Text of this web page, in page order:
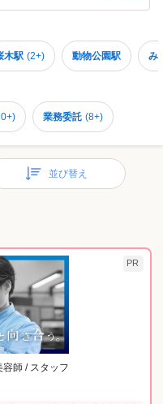
木駅 (2+) 動物公園駅 み
) 業務委託 (8+)
並び替え
PR
容師 / スタッフ